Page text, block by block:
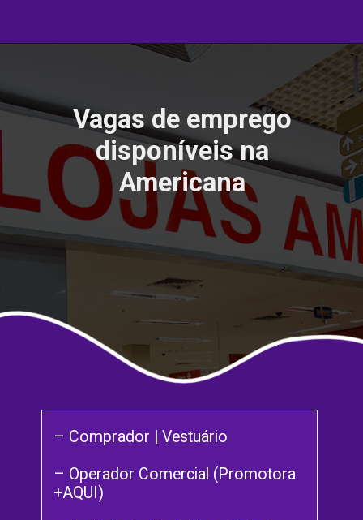
– Comprador | Vestuário
– Operador Comercial (Promotora
+AQUI)
Vagas de emprego
disponíveis na
Americana